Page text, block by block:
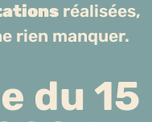
réalisées,
rien manquer.
du 15